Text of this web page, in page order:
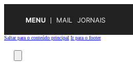
MENU MAIL JORNAIS
Saltar para o conteúdo principal Ir para o footer